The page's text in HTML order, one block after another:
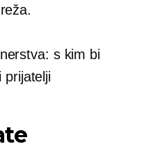
s kim bi
prijatelji